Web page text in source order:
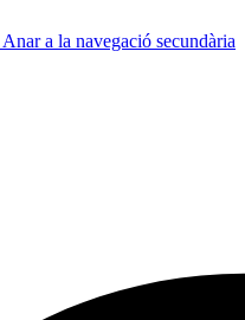
Anar a la navegació secundària